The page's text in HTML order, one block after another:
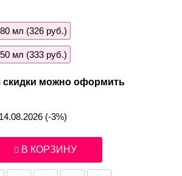
мл (326 руб.)
мл (333 руб.)
скидки можно оформить
(-3%)
В КОРЗИНУ